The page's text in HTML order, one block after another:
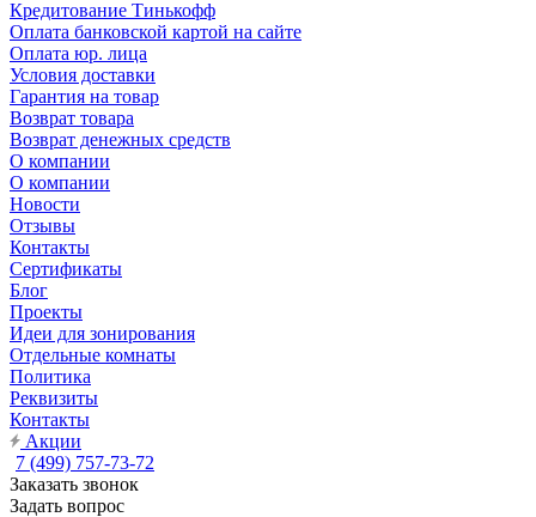
Кредитование Тинькофф
Оплата банковской картой на сайте
Оплата юр. лица
Условия доставки
Гарантия на товар
Возврат товара
Возврат денежных средств
О компании
О компании
Новости
Отзывы
Контакты
Сертификаты
Блог
Проекты
Идеи для зонирования
Отдельные комнаты
Политика
Реквизиты
Контакты
Акции
7 (499) 757-73-72
Заказать звонок
Задать вопрос